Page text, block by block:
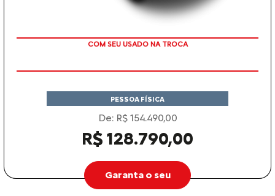
TAXA ZERO
PESSOA FÍSICA
De: R$ 154.490,00
R$ 128.790,00
Garanta o seu